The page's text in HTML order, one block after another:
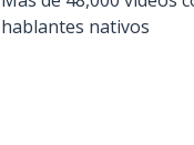
hablantes nativos